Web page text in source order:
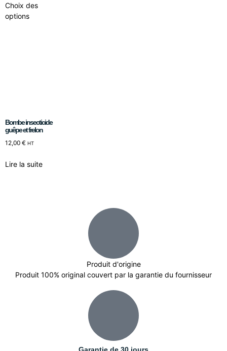
Choix des
options
Bombe insecticide
guêpe et frelon
12,00 € HT
Lire la suite
Produit d'origine
Produit 100% original couvert par la garantie du fournisseur